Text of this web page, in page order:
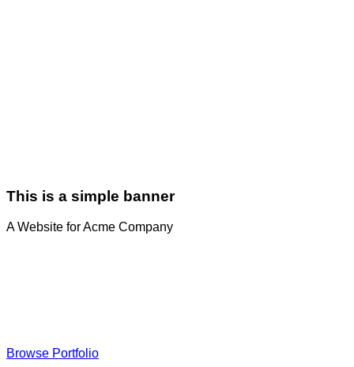
This is a simple banner
A Website for Acme Company
Browse Portfolio